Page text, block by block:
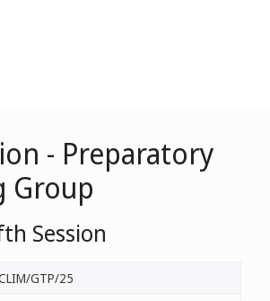
- Preparatory
Group
Session
GTP/25